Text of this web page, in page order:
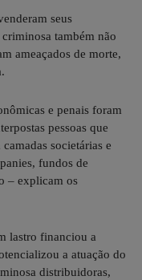
seus
também não
ameaçados de morte,
e penais foram
pessoas que
societárias e
fundos de
– explicam os
lastro financiou a
a atuação do
distribuidoras,